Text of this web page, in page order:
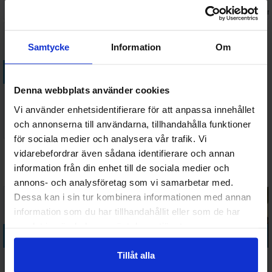
Samtycke Information Om
Denna webbplats använder cookies
Vi använder enhetsidentifierare för att anpassa innehållet
och annonserna till användarna, tillhandahålla funktioner
för sociala medier och analysera vår trafik. Vi
vidarebefordrar även sådana identifierare och annan
information från din enhet till de sociala medier och
annons- och analysföretag som vi samarbetar med.
Dessa kan i sin tur kombinera informationen med annan
information som du har tillhandahållit eller som de har
Tillåt alla
I lager:1570 SEK I
Everdell Card
Sleeve Set
749 SEKVäntas in:
2026-09-30
Vi rekommenderar också
Köp
Oversized
Köp
Everdell
Köp
Everdell
Köp
Mistwood